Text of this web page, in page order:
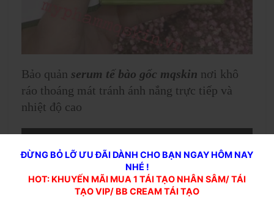
Bảo quản serum tế bào gốc mqskin nơi khô
ráo thoáng mát tránh ánh nắng trực tiếp và
nhiệt độ cao
ĐỪNG BỎ LỠ ƯU ĐÃI DÀNH CHO BẠN NGAY HÔM NAY
NHÉ !
HOT: KHUYẾN MÃI MUA 1 TÁI TẠO NHÂN SÂM/ TÁI
TẠO VIP/ BB CREAM TÁI TẠO